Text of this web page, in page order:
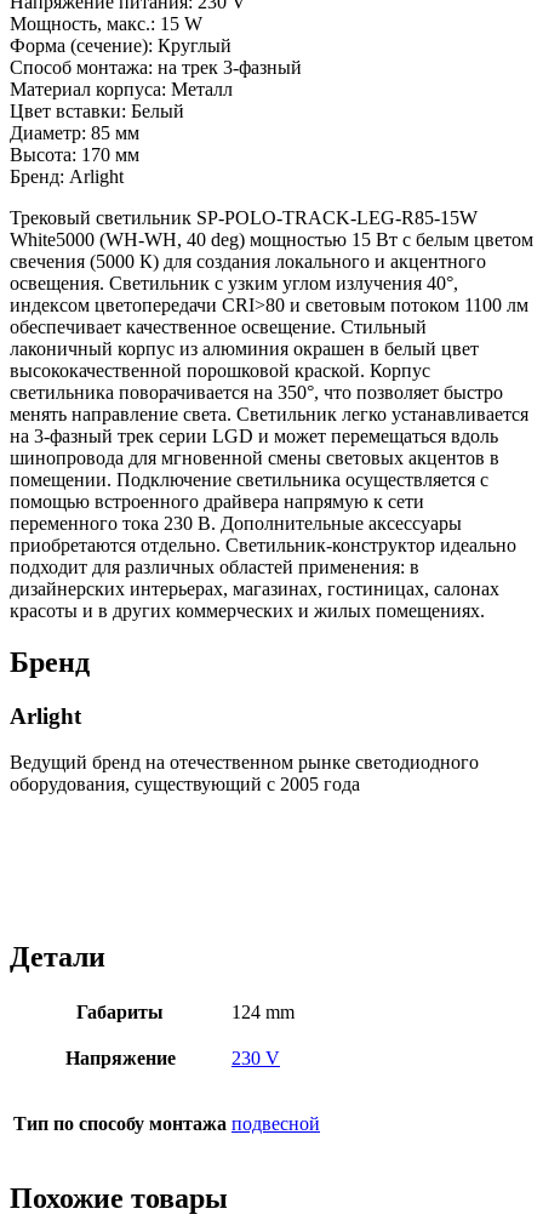
Мощность, макс.: 15 W
Форма (сечение): Круглый
Способ монтажа: на трек 3-фазный
Материал корпуса: Металл
Цвет вставки: Белый
Диаметр: 85 мм
Высота: 170 мм
Бренд: Arlight
Трековый светильник SP-POLO-TRACK-LEG-R85-15W
White5000 (WH-WH, 40 deg) мощностью 15 Вт с белым цветом
свечения (5000 К) для создания локального и акцентного
освещения. Светильник с узким углом излучения 40°,
индексом цветопередачи CRI>80 и световым потоком 1100 лм
обеспечивает качественное освещение. Стильный
лаконичный корпус из алюминия окрашен в белый цвет
высококачественной порошковой краской. Корпус
светильника поворачивается на 350°, что позволяет быстро
менять направление света. Светильник легко устанавливается
на 3-фазный трек серии LGD и может перемещаться вдоль
шинопровода для мгновенной смены световых акцентов в
помещении. Подключение светильника осуществляется с
помощью встроенного драйвера напрямую к сети
переменного тока 230 В. Дополнительные аксессуары
приобретаются отдельно. Светильник-конструктор идеально
подходит для различных областей применения: в
дизайнерских интерьерах, магазинах, гостиницах, салонах
красоты и в других коммерческих и жилых помещениях.
Бренд
Arlight
Ведущий бренд на отечественном рынке светодиодного
оборудования, существующий с 2005 года
Детали
Габариты 124 mm
Напряжение 230 V
Тип по способу монтажа подвесной
Похожие товары